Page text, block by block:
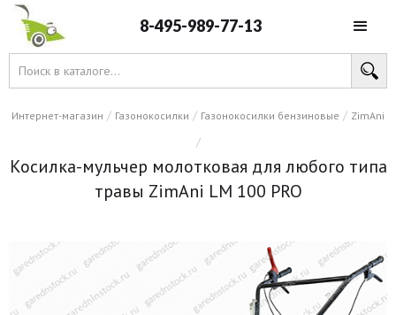
8-495-989-77-13
Интернет-магазин / Газонокосилки / Газонокосилки бензиновые / ZimAni
/
Косилка-мульчер молотковая для любого типа
травы ZimAni LM 100 PRO